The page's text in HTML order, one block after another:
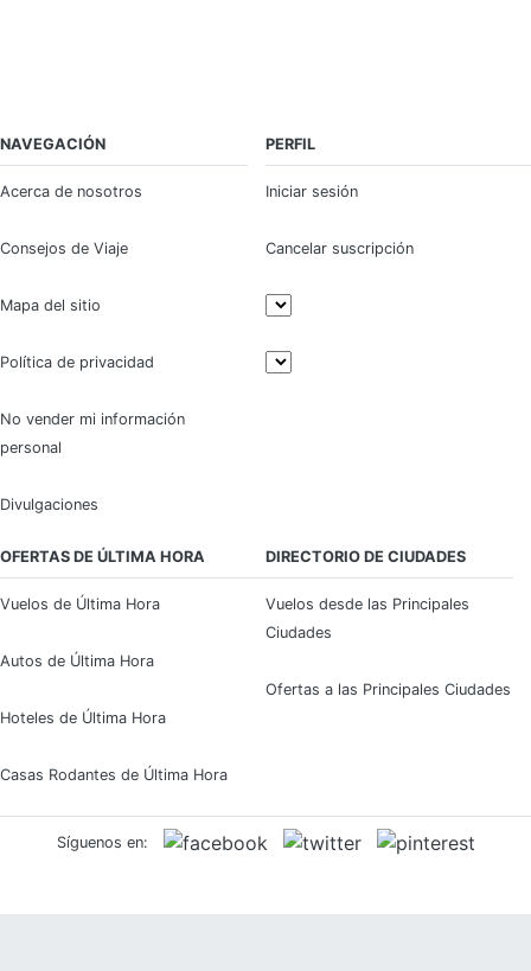
NAVEGACIÓN
Acerca de nosotros
Consejos de Viaje
Mapa del sitio
Política de privacidad
No vender mi información
personal
Divulgaciones
PERFIL
Iniciar sesión
Cancelar suscripción
OFERTAS DE ÚLTIMA HORA
Vuelos de Última Hora
Autos de Última Hora
Hoteles de Última Hora
Casas Rodantes de Última Hora
DIRECTORIO DE CIUDADES
Vuelos desde las Principales
Ciudades
Ofertas a las Principales Ciudades
Síguenos en: